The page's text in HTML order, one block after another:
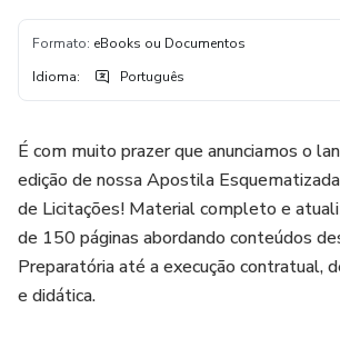
Formato: eBooks ou Documentos
Idioma: Português
É com muito prazer que anunciamos o
edição de nossa Apostila
de Licitações! Material completo e
de 150 páginas abordando conteúdos
Preparatória até a execução contratual,
e didática.